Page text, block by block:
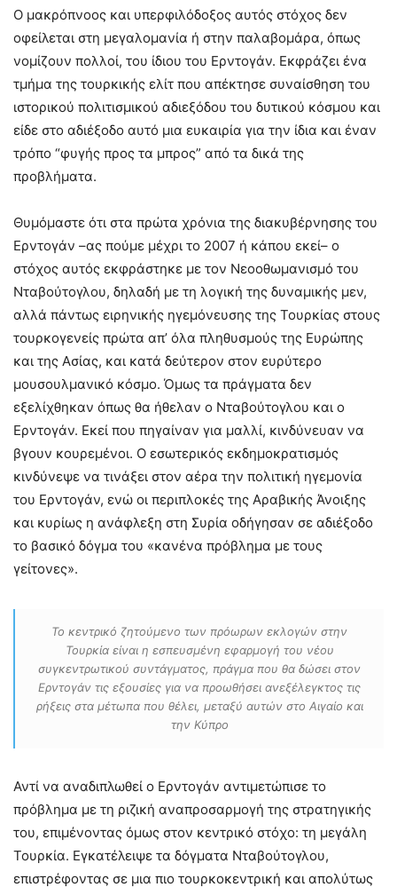
Ο μακρόπνοος και υπερφιλόδοξος αυτός στόχος δεν
οφείλεται στη μεγαλομανία ή στην παλαβομάρα, όπως
νομίζουν πολλοί, του ίδιου του Ερντογάν. Εκφράζει ένα
τμήμα της τουρκικής ελίτ που απέκτησε συναίσθηση του
ιστορικού πολιτισμικού αδιεξόδου του δυτικού κόσμου και
είδε στο αδιέξοδο αυτό μια ευκαιρία για την ίδια και έναν
τρόπο “φυγής προς τα μπρος” από τα δικά της
προβλήματα.
Θυμόμαστε ότι στα πρώτα χρόνια της διακυβέρνησης του
Ερντογάν –ας πούμε μέχρι το 2007 ή κάπου εκεί– ο
στόχος αυτός εκφράστηκε με τον Νεοοθωμανισμό του
Νταβούτογλου, δηλαδή με τη λογική της δυναμικής μεν,
αλλά πάντως ειρηνικής ηγεμόνευσης της Τουρκίας στους
τουρκογενείς πρώτα απ’ όλα πληθυσμούς της Ευρώπης
και της Ασίας, και κατά δεύτερον στον ευρύτερο
μουσουλμανικό κόσμο. Όμως τα πράγματα δεν
εξελίχθηκαν όπως θα ήθελαν ο Νταβούτογλου και ο
Ερντογάν. Εκεί που πηγαίναν για μαλλί, κινδύνευαν να
βγουν κουρεμένοι. Ο εσωτερικός εκδημοκρατισμός
κινδύνεψε να τινάξει στον αέρα την πολιτική ηγεμονία
του Ερντογάν, ενώ οι περιπλοκές της Αραβικής Άνοιξης
και κυρίως η ανάφλεξη στη Συρία οδήγησαν σε αδιέξοδο
το βασικό δόγμα του «κανένα πρόβλημα με τους
γείτονες».
Το κεντρικό ζητούμενο των πρόωρων εκλογών στην
Τουρκία είναι η εσπευσμένη εφαρμογή του νέου
συγκεντρωτικού συντάγματος, πράγμα που θα δώσει στον
Ερντογάν τις εξουσίες για να προωθήσει ανεξέλεγκτος τις
ρήξεις στα μέτωπα που θέλει, μεταξύ αυτών στο Αιγαίο και
την Κύπρο
Αντί να αναδιπλωθεί ο Ερντογάν αντιμετώπισε το
πρόβλημα με τη ριζική αναπροσαρμογή της στρατηγικής
του, επιμένοντας όμως στον κεντρικό στόχο: τη μεγάλη
Τουρκία. Εγκατέλειψε τα δόγματα Νταβούτογλου,
επιστρέφοντας σε μια πιο τουρκοκεντρική και απολύτως